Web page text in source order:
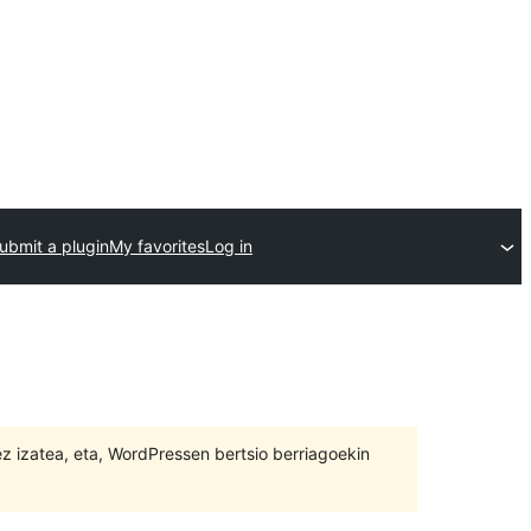
a pluginMy favoritesLog in
izatea, eta, WordPressen bertsio berriagoekin